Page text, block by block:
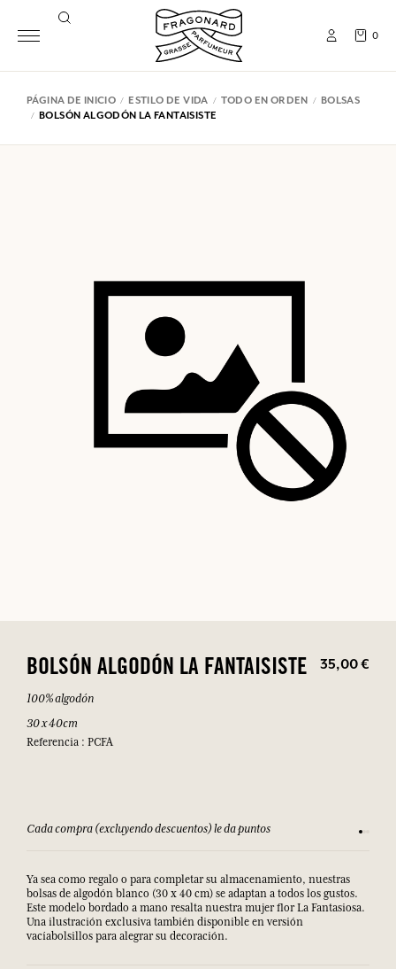
0
PÁGINA DE INICIO ESTILO DE VIDA TODO EN ORDEN
BOLSAS
BOLSÓN ALGODÓN LA FANTAISISTE
BOLSÓN ALGODÓN LA FANTAISISTE 35,00 €
100% algodón
30 x 40cm
Referencia : PCFA
Cada compra (excluyendo descuentos) le da puntos
Ya sea como regalo o para completar su almacenamiento, nuestras
bolsas de algodón blanco (30 x 40 cm) se adaptan a todos los gustos.
Este modelo bordado a mano resalta nuestra mujer flor La Fantasiosa.
Una ilustración exclusiva también disponible en versión
vacíabolsillos para alegrar su decoración.